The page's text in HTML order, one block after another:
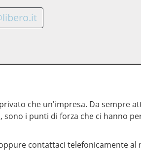
che un'impresa. Da sempre
i punti di forza che ci hanno
contattaci telefonicamente al